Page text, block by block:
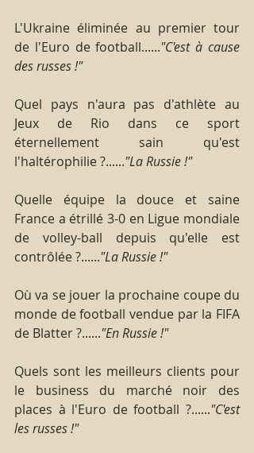
L'Ukraine éliminée au premier tour
de l'Euro de football......"C'est à cause
des russes !"
Quel pays n'aura pas d'athlète au
Jeux de Rio dans ce sport
éternellement sain qu'est
l'haltérophilie ?......"La Russie !"
Quelle équipe la douce et saine
France a étrillé 3-0 en Ligue mondiale
de volley-ball depuis qu'elle est
contrôlée ?......"La Russie !"
Où va se jouer la prochaine coupe du
monde de football vendue par la FIFA
de Blatter ?......"En Russie !"
Quels sont les meilleurs clients pour
le business du marché noir des
places à l'Euro de football ?......"C'est
les russes !"